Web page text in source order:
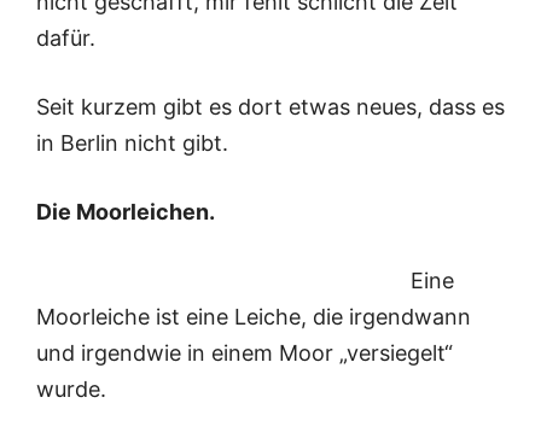
dafür.
Seit kurzem gibt es dort etwas neues, dass es
in Berlin nicht gibt.
Die Moorleichen.
Eine
Moorleiche ist eine Leiche, die irgendwann
und irgendwie in einem Moor „versiegelt“
wurde.